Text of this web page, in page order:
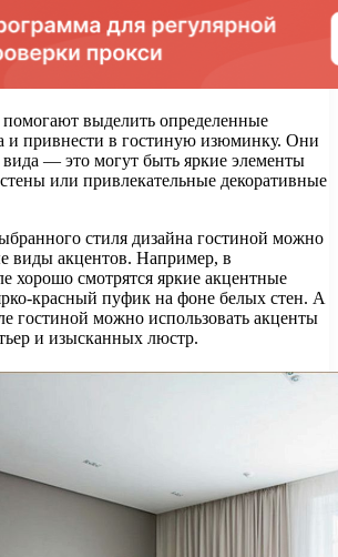
выделить определенные
и привнести в гостиную изюминку. Они
вида — это могут быть яркие элементы
или привлекательные декоративные
стиля дизайна гостиной можно
виды акцентов. Например, в
хорошо смотрятся яркие акцентные
красный пуфик на фоне белых стен. А
гостиной можно использовать акценты
и изысканных люстр.